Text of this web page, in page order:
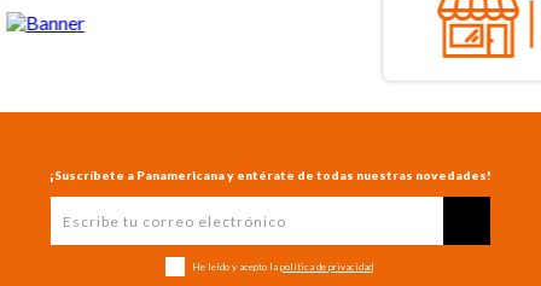
¡Suscríbete a Panamericana y entérate de todas nuestras novedades!
He leído y acepto la política de privacidad